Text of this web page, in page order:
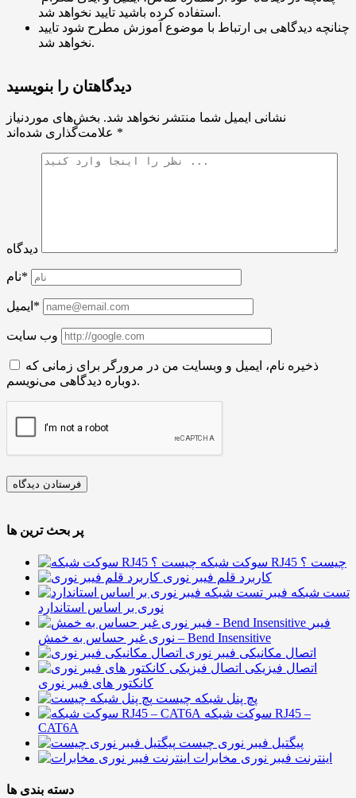
استفاده کرده باشید تایید نخواهد شد.
چنانچه دیدگاهی بی ارتباط با موضوع آموزش مطرح شود تایید
نخواهد شد.
دیدگاهتان را بنویسید
نشانی ایمیل شما منتشر نخواهد شد. بخش‌های موردنیاز
*
دیدگاه
نام*
ایمیل*
وب سایت
ذخیره نام، ایمیل و وبسایت من در مرورگر برای زمانی که
دوباره دیدگاهی می‌نویسم.
پر بحث ترین ها
سوکت شبکه RJ45 چیست ؟
کاربرد قلم فیبر نوری
تست شبکه فیبر
نوری بر اساس استاندارد
فیبر
نوری غیر حساس به خمش – Bend Insensitive
اتصال مکانیکی فیبر نوری
اتصال فیزیکی
کانکتور های فیبر نوری
پچ پنل شبکه چیست
سوکت شبکه RJ45 –
CAT6A
پیگتیل فیبر نوری چیست
اینترنت فیبر نوری مخابرات
دسته بندی ها